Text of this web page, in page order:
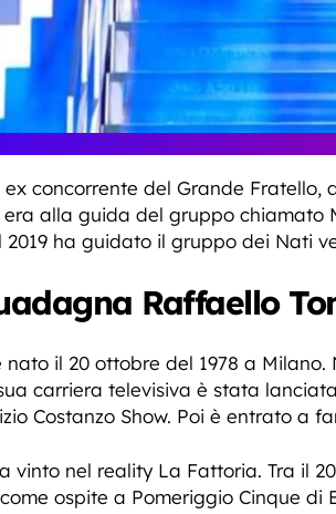
ex concorrente del Grande
era alla guida del gruppo
2019 ha guidato il gruppo dei Nati
Raffaello
nato il 20 ottobre del 1978 a
carriera televisiva è stata
Costanzo Show. Poi è entrato a
vinto nel reality La Fattoria. Tra il
ospite a Pomeriggio Cinque